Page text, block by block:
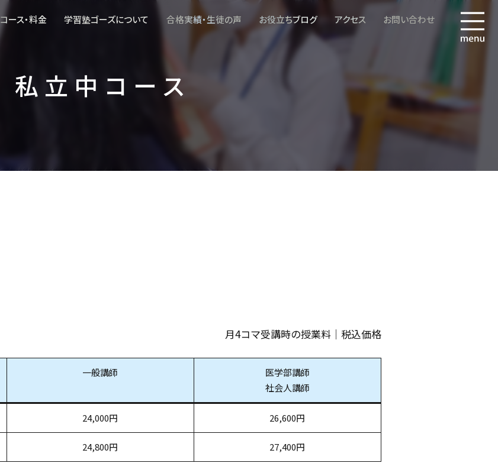
コース・料金 学習塾ゴーズについて 合格実績・生徒の声 お役立ちブログ アクセス お問い合わせ
私立中コース
月4コマ受講時の授業料｜税込価格
一般講師
医学部講師
社会人講師
24,000円 26,600円
24,800円 27,400円